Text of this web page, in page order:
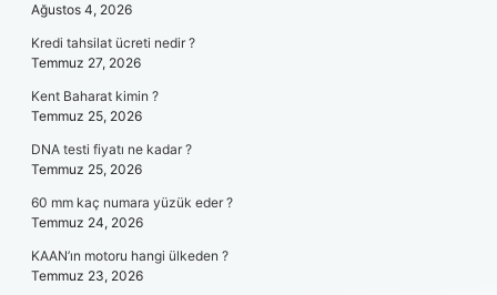
Ağustos 4, 2026
Kredi tahsilat ücreti nedir ?
Temmuz 27, 2026
Kent Baharat kimin ?
Temmuz 25, 2026
DNA testi fiyatı ne kadar ?
Temmuz 25, 2026
60 mm kaç numara yüzük eder ?
Temmuz 24, 2026
KAAN’ın motoru hangi ülkeden ?
Temmuz 23, 2026